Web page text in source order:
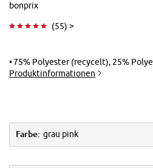
bonprix
(55) >
75% Polyester (recycelt), 25%
Produktinformationen
Farbe: grau pink